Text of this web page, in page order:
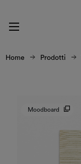
Home Prodotti
Moodboard